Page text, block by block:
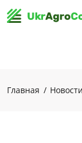
Главная Новости